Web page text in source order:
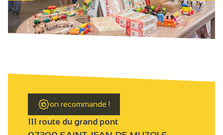
on recommande !
111 route du grand pont